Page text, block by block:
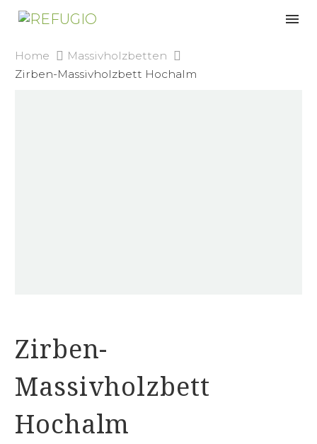
Home
Massivholzbetten
Zirben-Massivholzbett Hochalm
Zirben-
Massivholzbett
Hochalm